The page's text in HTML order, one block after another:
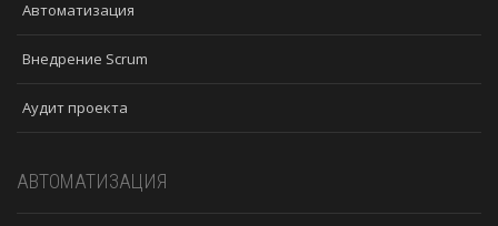
Автоматизация
Внедрение Scrum
Аудит проекта
АВТОМАТИЗАЦИЯ